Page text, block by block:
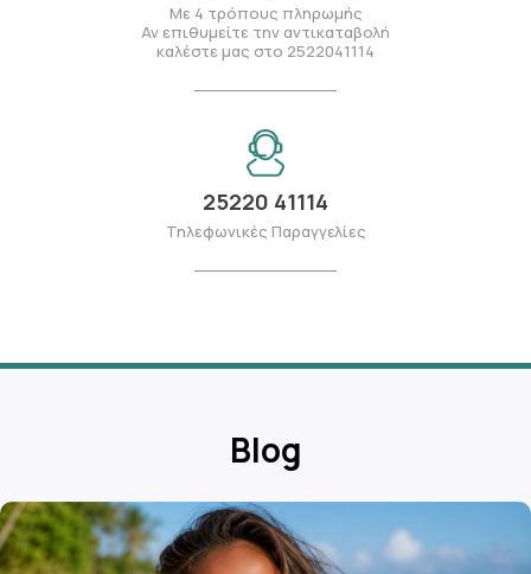
Με 4 τρόπους πληρωμής
Αν επιθυμείτε την αντικαταβολή
καλέστε μας στο 2522041114
25220 41114
Τηλεφωνικές Παραγγελίες
Blog